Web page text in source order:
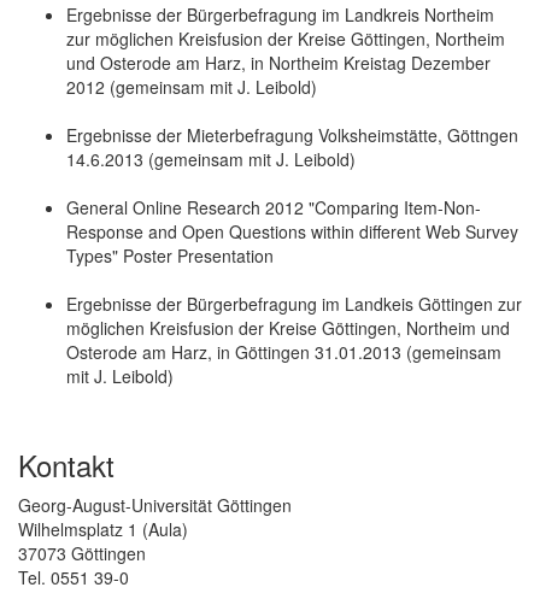
Ergebnisse der Bürgerbefragung im Landkreis Northeim
zur möglichen Kreisfusion der Kreise Göttingen, Northeim
und Osterode am Harz, in Northeim Kreistag Dezember
2012 (gemeinsam mit J. Leibold)
Ergebnisse der Mieterbefragung Volksheimstätte, Göttngen
14.6.2013 (gemeinsam mit J. Leibold)
General Online Research 2012 "Comparing Item-Non-
Response and Open Questions within different Web Survey
Types" Poster Presentation
Ergebnisse der Bürgerbefragung im Landkeis Göttingen zur
möglichen Kreisfusion der Kreise Göttingen, Northeim und
Osterode am Harz, in Göttingen 31.01.2013 (gemeinsam
mit J. Leibold)
Kontakt
Georg-August-Universität Göttingen
Wilhelmsplatz 1 (Aula)
37073 Göttingen
Tel. 0551 39-0